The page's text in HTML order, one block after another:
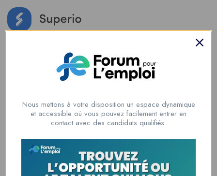
Login / Register
Social Media Auto Publish Powered By :
Nous mettons à votre disposition un espace dynamique
et accessible où vous pouvez facilement entrer en
contact avec des candidats qualifiés.